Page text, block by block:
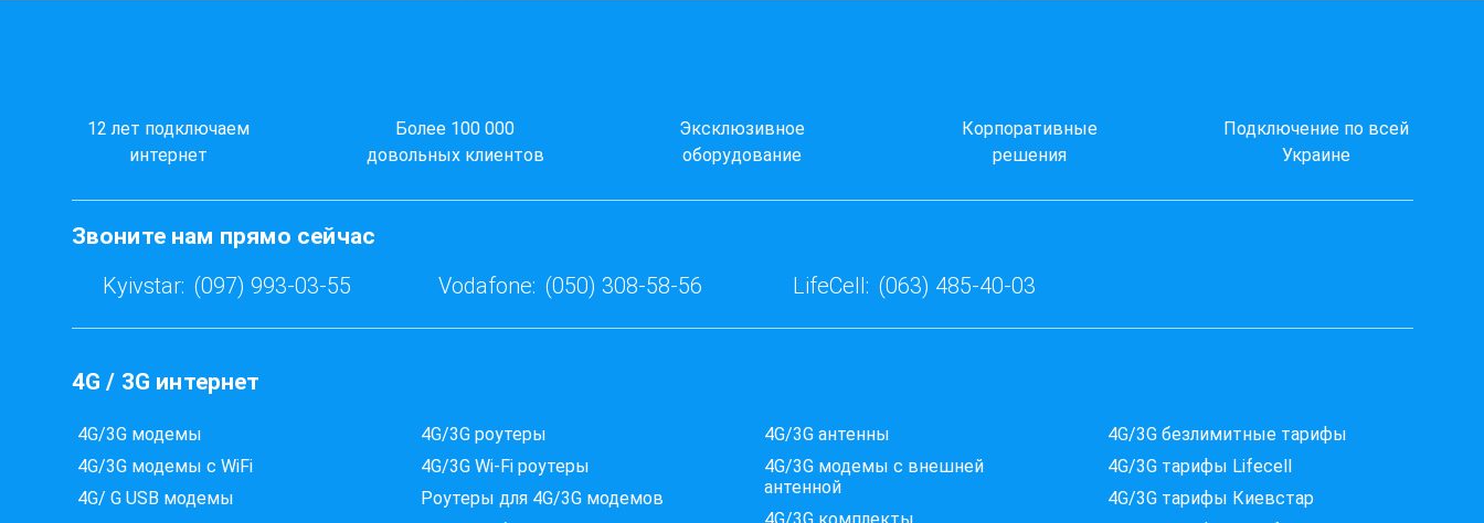
12 лет подключаем
интернет
Более 100 000
довольных клиентов
Эксклюзивное
оборудование
Корпоративные
решения
Подключение по всей
Украине
Звоните нам прямо сейчас
Kyivstar: (097) 993-03-55 Vodafone: (050) 308-58-56 LifeCell: (063) 485-40-03
4G / 3G интернет
4G/3G модемы
4G/3G модемы с WiFi
4G/ G USB модемы
4G/3G роутеры
4G/3G Wi-Fi роутеры
Роутеры для 4G/3G модемов
4G/3G антенны
4G/3G модемы c внешней
антенной
4G/3G комплекты
4G/3G безлимитные тарифы
4G/3G тарифы Lifecell
4G/3G тарифы Киевстар
Які провайдери працюють
за вашою адресою?
Перевірте доступність інтернету за 30 секунд